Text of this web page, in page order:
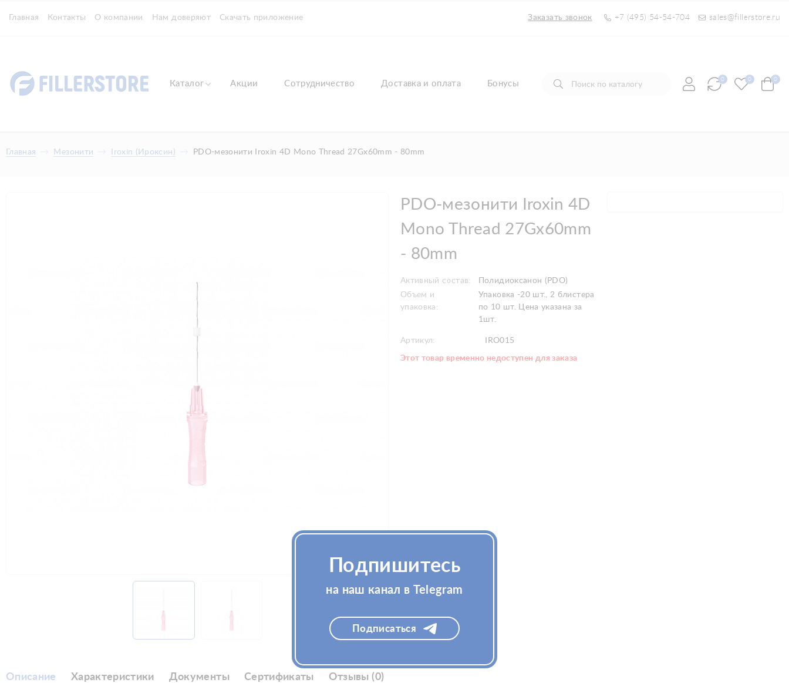
Главная Контакты О компании Нам доверяют Скачать приложение Заказать звонок +7 (495) 54-54-704 sales@fillerstore.ru
Каталог Акции Сотрудничество Доставка и оплата Бонусы 0 0 0
Главная Мезонити Iroxin (Ироксин) PDO-мезонити Iroxin 4D Mono Thread 27Gx60mm - 80mm
PDO-мезонити Iroxin 4D
Mono Thread 27Gx60mm
- 80mm
Активный состав:
Полидиоксанон (PDO)
Объем и
упаковка:
Упаковка -20 шт., 2 блистера
по 10 шт. Цена указана за
1шт.
Артикул: IRO015
Этот товар временно недоступен для заказа
Описание Характеристики Документы Сертификаты Отзывы (0)
Подпишитесь
на наш канал в Telegram
Подписаться